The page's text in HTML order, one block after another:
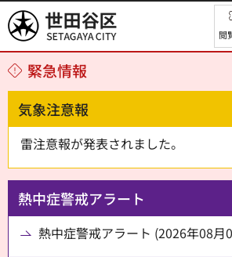
世田谷区 閲
緊急情報
気象注意報
雷注意報が発表されました。
熱中症警戒アラート
熱中症警戒アラート (2026年08月